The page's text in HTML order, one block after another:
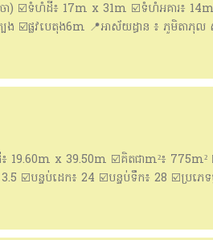
ចា) ☑️ទំហំដី៖ 17m x 31m ☑️ទំហំអគារ៖
☑️ផ្លូវបេតុង6m 📍អាស័យដ្ធាន ៖ ភូមិតាភុល ស
19.60m x 39.50m ☑️គិតជាm²៖ 775m²
☑️បន្ទប់ដេក៖ 24 ☑️បន្ទប់ទឹក៖ 28 ☑️ប្រភេទ